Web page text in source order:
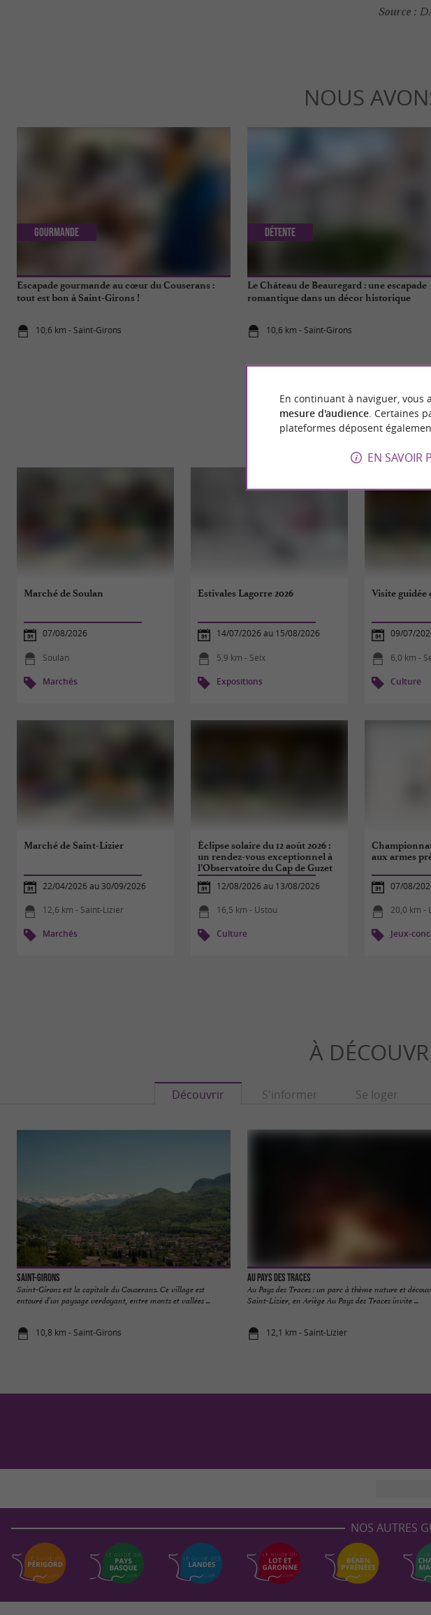
Source :
NOUS
Escapade gourmande au cœur du Couserans :
tout est bon à Saint-Girons !
10,6 km - Saint-Girons
Gourmande
Le Château de Beauregard : une escapade
romantique dans un décor historique
10,6 km - Saint-Girons
Détente
Marché de Soulan
07/08/2026
Soulan
Marchés
Estivales Lagorre 2026
14/07/2026 au 15/08/2026
5,9 km - Seix
Expositions
Visite guidée
09/07/
6,0 km -
Culture
Marché de Saint-Lizier
22/04/2026 au 30/09/2026
12,6 km - Saint-Lizier
Marchés
Éclipse solaire du 12 août 2026 :
un rendez-vous exceptionnel à
l’Observatoire du Cap de Guzet
12/08/2026 au 13/08/2026
16,5 km - Ustou
Culture
aux armes
07/08/
20,0 km -
Jeux-
À
Découvrir S'informer Se loger
Saint-Girons
Saint-Girons est la capitale du Couserans. Ce village est
entouré d’un paysage verdoyant, entre monts et vallées ...
10,8 km - Saint-Girons
Au Pays des Traces
Au Pays des Traces : un parc à thème nature et
Saint-Lizier, en Ariège Au Pays des Traces invite ...
12,1 km - Saint-Lizier
NOS AUTRES
En continuant à naviguer, vous
mesure d'audience. Certaines
plateformes déposent
EN SAVOIR